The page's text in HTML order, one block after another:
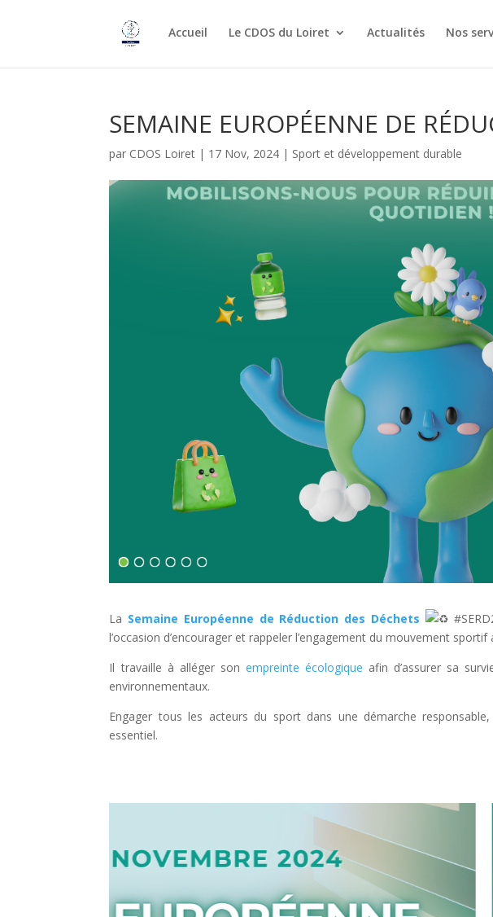
Accueil Le CDOS du Loiret Actualités Nos
SEMAINE EUROPÉENNE DE
par CDOS Loiret | 17 Nov, 2024 | Sport et développement durable
La Semaine Européenne de Réduction des Déchets
l’occasion d’encourager et rappeler l’engagement du mouvement
Il travaille à alléger son empreinte écologique afin d’assurer sa
environnementaux.
Engager tous les acteurs du sport dans une démarche
essentiel.